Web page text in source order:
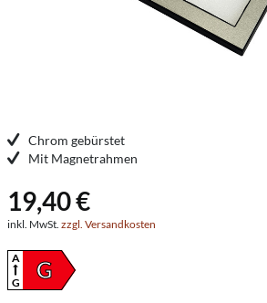
Chrom gebürstet
Mit Magnetrahmen
19,40 €
inkl. MwSt. zzgl. Versandkosten
G
A
G